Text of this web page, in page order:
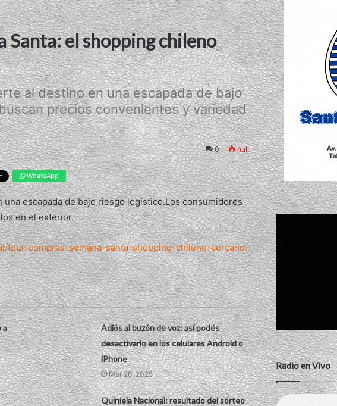
Santa: el shopping chileno
al destino en una escapada de bajo
precios convenientes y variedad
0 null
WhatsApp
escapada de bajo riesgo logístico.Los consumidores
en el exterior.
tour-compras-semana-santa-shopping-chileno-cercano-
a
Adiós al buzón de voz: así podés
desactivarlo en los celulares Android o
iPhone
Mar 26, 2025
Quiniela Nacional: resultado del sorteo
Radio en Vivo